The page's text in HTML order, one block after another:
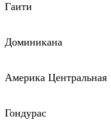
Гаити
Доминикана
Америка Центральная
Гондурас